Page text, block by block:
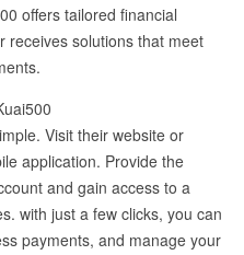
offers tailored financial
receives solutions that meet
Visit their website or
application. Provide the
and gain access to a
with just a few clicks, you can
payments, and manage your